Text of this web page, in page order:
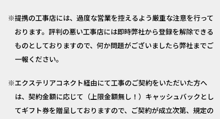
提携の工事店には、過度な営業を控えるよう厳重な注意を行って
おります。評判の悪い工事店には即時弊社から登録を解除できる
ものとしておりますので、何か問題がございましたら弊社までご
一報ください。
エクステリアコネクト経由にて工事のご契約をいただいた方へ
は、契約金額に応じて（上限金額無し！）キャッシュバックとし
てギフト券を贈呈しておりますので、ご契約が成立次第、規定の